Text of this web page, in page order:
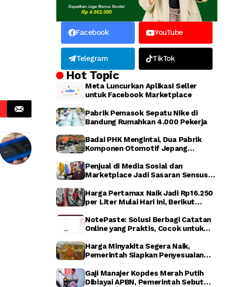
Facebook YouTube
Telegram TikTok
Hot Topic
Meta Luncurkan Aplikasi Seller
untuk Facebook Marketplace
Pabrik Pemasok Sepatu Nike di
Bandung Rumahkan 4.000 Pekerja
Badai PHK Mengintai, Dua Pabrik
Komponen Otomotif Jepang
Penjual di Media Sosial dan
Marketplace Jadi Sasaran Sensus
Harga Pertamax Naik Jadi Rp16.250
per Liter Mulai Hari Ini, Berikut
NotePaste: Solusi Berbagi Catatan
Online yang Praktis, Cocok untuk
Harga Minyakita Segera Naik,
Pemerintah Siapkan Penyesuaian
Gaji Manajer Kopdes Merah Putih
Dibiayai APBN, Pemerintah Sebut